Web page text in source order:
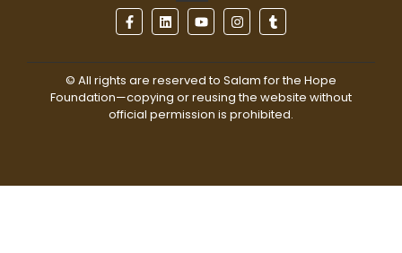
© All rights are reserved to Salam for the Hope
Foundation—copying or reusing the website without
official permission is prohibited.